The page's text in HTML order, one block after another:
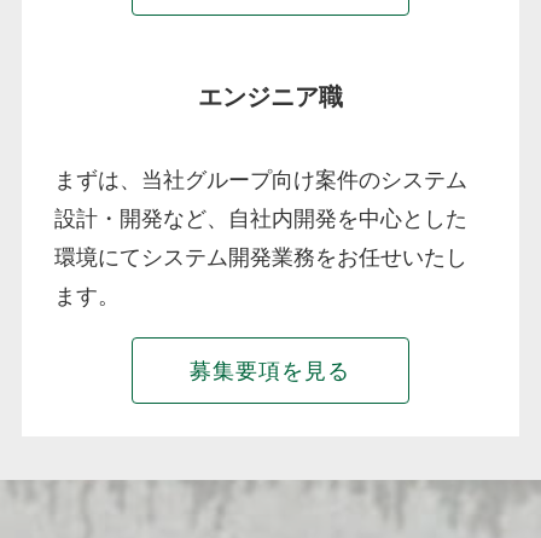
エンジニア職
まずは、当社グループ向け案件のシステム
設計・開発など、自社内開発を中心とした
環境にてシステム開発業務をお任せいたし
ます。
募集要項を見る